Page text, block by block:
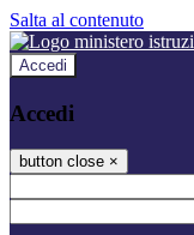
Salta al contenuto
Accedi
Accedi
button close ×